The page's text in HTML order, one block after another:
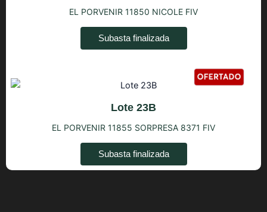
EL PORVENIR 11850 NICOLE FIV
Subasta finalizada
Lote 23B
EL PORVENIR 11855 SORPRESA 8371 FIV
Subasta finalizada